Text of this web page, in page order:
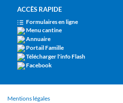
ACCÈS RAPIDE
Formulaires en ligne
Menu cantine
Annuaire
Portail Famille
Télécharger l'info Flash
Facebook
Mentions légales